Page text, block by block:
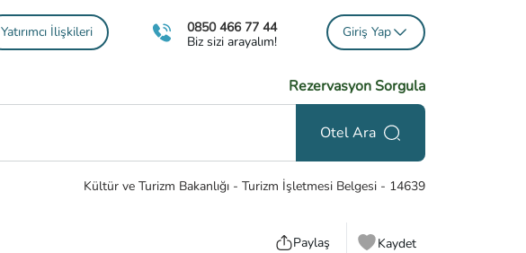
Yatırımcı İlişkileri
0850 466 77 44
Biz sizi arayalım!
Giriş Yap
Rezervasyon Sorgula
Otel Ara
Kültür ve Turizm Bakanlığı - Turizm İşletmesi Belgesi - 14639
Paylaş Kaydet